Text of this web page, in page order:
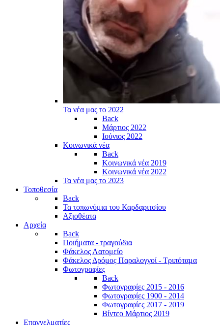
Τα νέα μας το 2022
Back
Μάρτιος 2022
Ιούνιος 2022
Κοινωνικά νέα
Back
Κοινωνικά νέα 2019
Κοινωνικά νέα 2022
Τα νέα μας το 2023
Τοποθεσία
Back
Τα τοπωνύμια του Καρδαριτσίου
Αξιοθέατα
Αρχεία
Back
Ποιήματα - τραγούδια
Φάκελος Λατομείο
Φάκελος Δρόμος Παραλογγοί - Τριπόταμα
Φωτογραφίες
Back
Φωτογραφίες 2015 - 2016
Φωτογραφίες 1900 - 2014
Φωτογραφίες 2017 - 2019
Βίντεο Μάρτιος 2019
Επαγγελματίες